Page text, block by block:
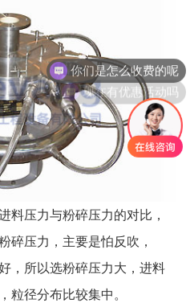
料压力与粉碎压力的对比，
碎压力，主要是怕反吹，
，所以选粉碎压力大，进料
粒径分布比较集中。
你们是怎么收费的呢
现在有优惠活动吗